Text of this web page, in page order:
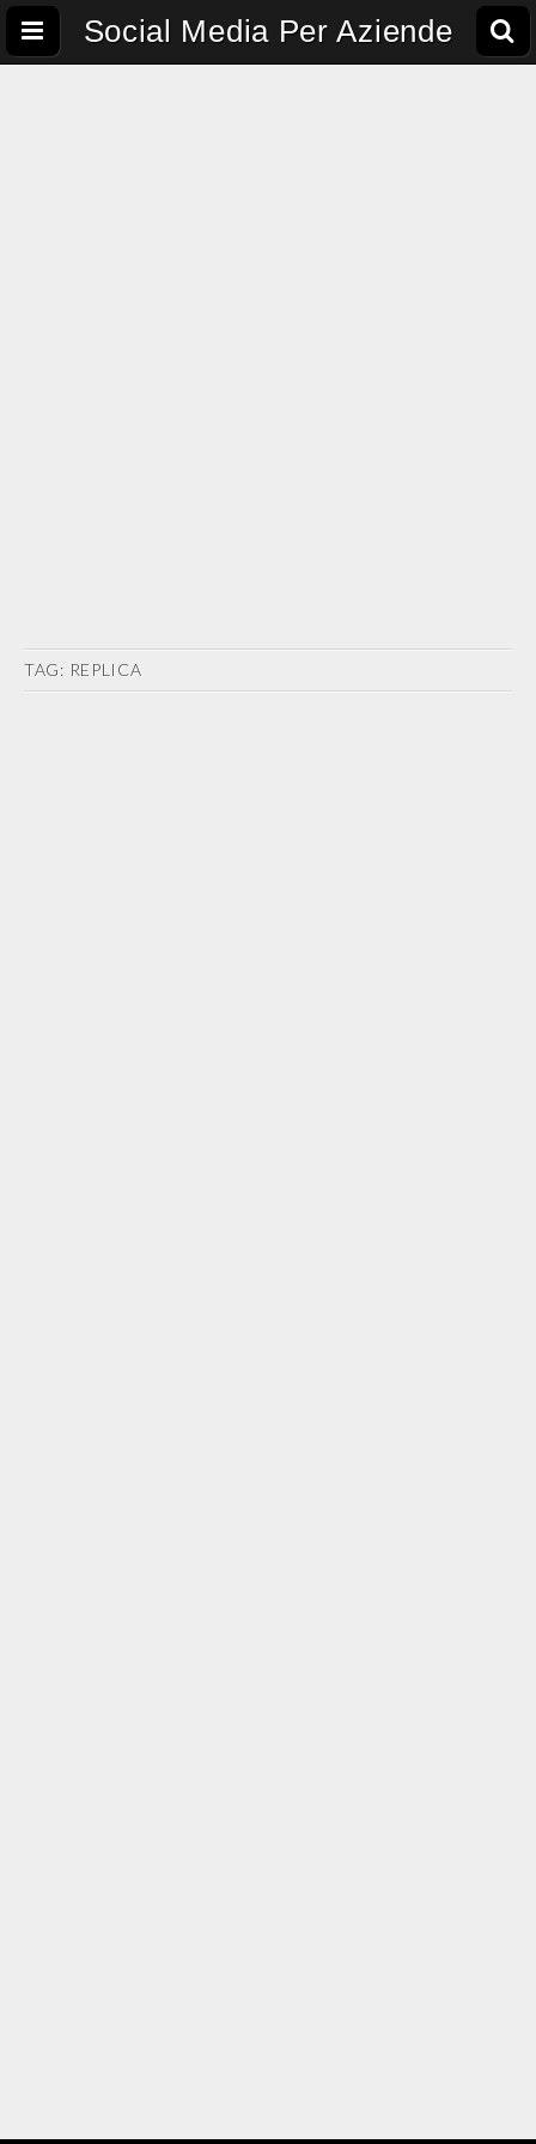
Social Media Per Aziende
TAG: REPLICA